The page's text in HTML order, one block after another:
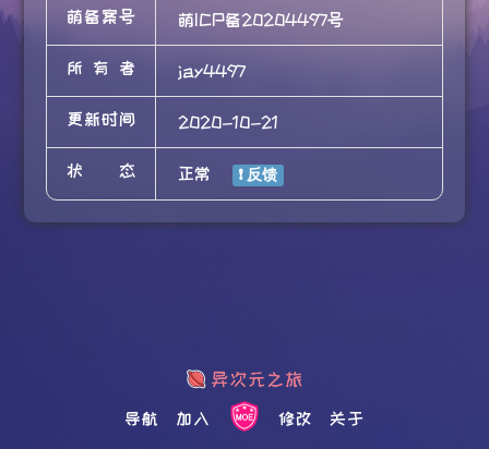
萌备案号 萌ICP备20204497号
所有者 jay4497
更新时间 2020-10-21
状态 正常
导航 加入 修改 关于